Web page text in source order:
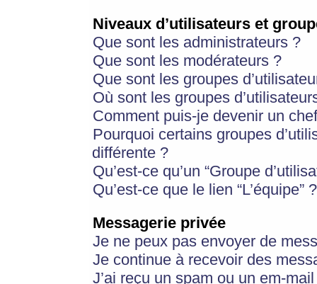
Niveaux d’utilisateurs et
Que sont les administrateurs ?
Que sont les modérateurs ?
Que sont les groupes
Où sont les groupes
Comment puis-je devenir un
Pourquoi certains groupes
différente ?
Qu’est-ce qu’un “Groupe
Qu’est-ce que le lien “L’équipe” ?
Messagerie privée
Je ne peux pas envoyer de
Je continue à recevoir des
J’ai reçu un spam ou un em-